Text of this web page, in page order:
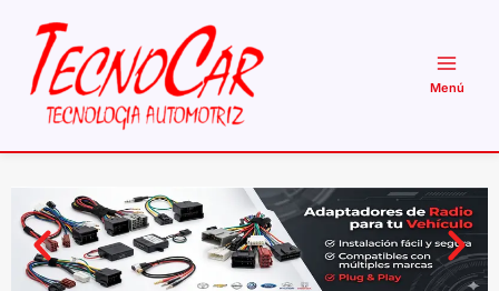
contenido